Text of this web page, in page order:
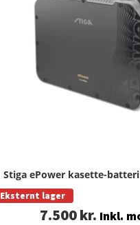
Stiga ePower kasette-
Eksternt lager
7.500kr. Inkl.